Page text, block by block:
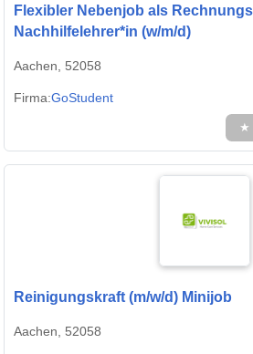
Flexibler Nebenjob als
Nachhilfelehrer*in (w/m/d)
Aachen, 52058
Firma:GoStudent
★
Reinigungskraft (m/w/d) Minijob
Aachen, 52058